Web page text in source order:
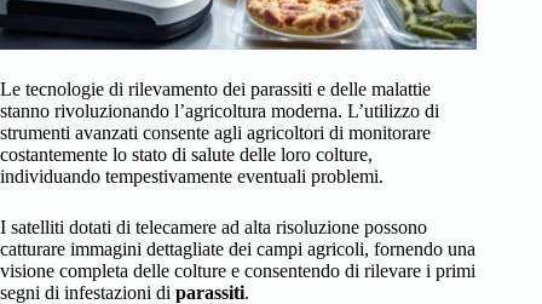
Le tecnologie di rilevamento dei parassiti e delle malattie
stanno rivoluzionando l’agricoltura moderna. L’utilizzo di
strumenti avanzati consente agli agricoltori di monitorare
costantemente lo stato di salute delle loro colture,
individuando tempestivamente eventuali problemi.
I satelliti dotati di telecamere ad alta risoluzione possono
catturare immagini dettagliate dei campi agricoli, fornendo una
visione completa delle colture e consentendo di rilevare i primi
segni di infestazioni di parassiti.